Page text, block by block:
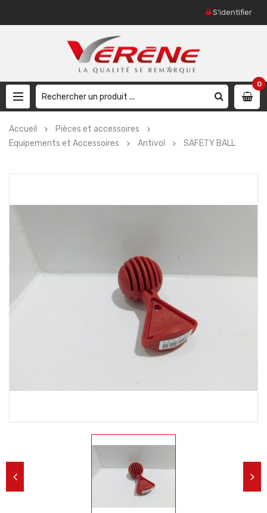
S'identifier
0
Accueil
Pièces et accessoires
Equipements et Accessoires
Antivol SAFETY BALL